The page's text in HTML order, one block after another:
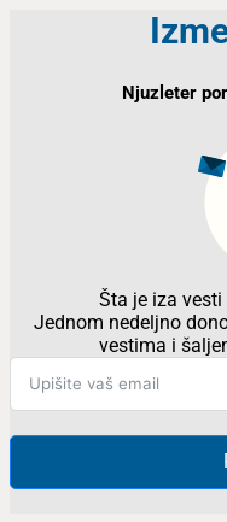
Njuzleter
Šta je iza
Jednom nedeljno
vestima i